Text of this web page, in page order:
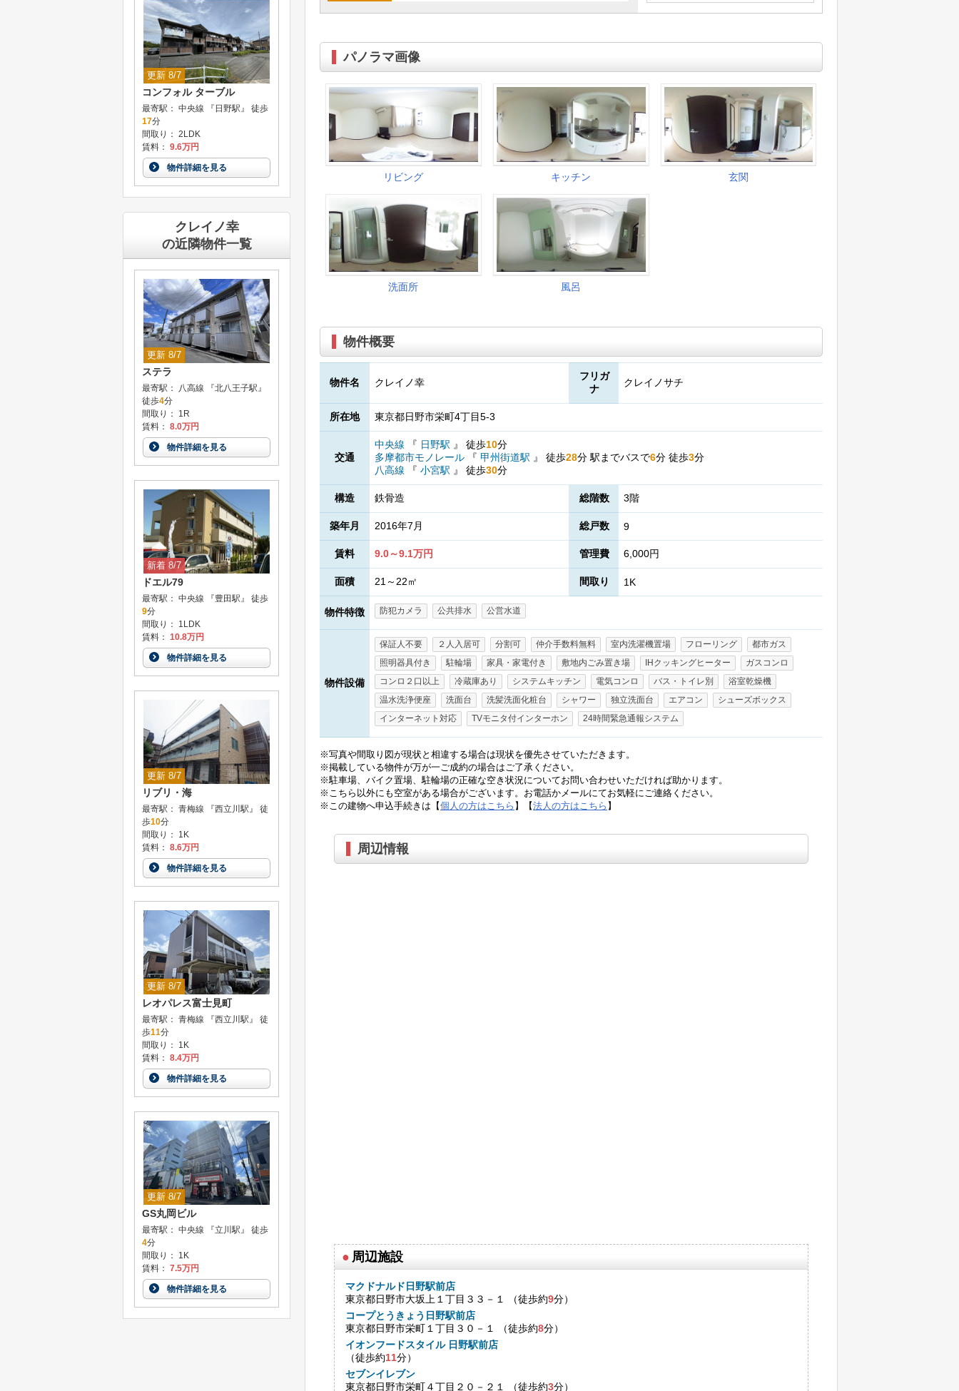
パノラマ画像
物件概要
物件名 クレイノ幸
フリガ
ナ
クレイノサチ
所在地 東京都日野市栄町4丁目5-3
交通
中央線 『 日野駅 』 徒歩10分
多摩都市モノレール
『 甲州街道駅 』 徒歩28分 駅までバスで6分 徒歩3分
八高線
『 小宮駅 』 徒歩30分
構造 鉄骨造 総階数 3階
築年月 2016年7月 総戸数 9
賃料 9.0～9.1万円 管理費 6,000円
面積 21～22㎡ 間取り 1K
物件特徴 防犯カメラ 公共排水 公営水道
物件設備
保証人不要 ２人入居可 分割可 仲介手数料無料 室内洗濯機置場 フローリング
都市ガス
照明器具付き
駐輪場 家具・家電付き 敷地内ごみ置き場 IHクッキングヒーター
ガスコンロ
コンロ２口以上
冷蔵庫あり システムキッチン 電気コンロ バス・トイレ別
浴室乾燥機
温水洗浄便座
洗面台 洗髪洗面化粧台 シャワー 独立洗面台 エアコン
シューズボックス
インターネット対応
TVモニタ付インターホン 24時間緊急通報システム
※写真や間取り図が現状と相違する場合は現状を優先させていただきます。
※掲載している物件が万が一ご成約の場合はご了承ください。
※駐車場、バイク置場、駐輪場の正確な空き状況についてお問い合わせいただければ助かります。
※こちら以外にも空室がある場合がございます。お電話かメールにてお気軽にご連絡ください。
※この建物へ申込手続きは【個人の方はこちら 】【法人の方はこちら 】
周辺情報
● 周辺施設
マクドナルド日野駅前店
東京都日野市大坂上１丁目３３－１ （徒歩約9分）
コープとうきょう日野駅前店
東京都日野市栄町１丁目３０－１ （徒歩約8分）
イオンフードスタイル 日野駅前店
（徒歩約11分）
セブンイレブン
東京都日野市栄町４丁目２０－２１ （徒歩約3分）
更新 8/7
コンフォル ターブル
最寄駅： 中央線 『日野駅』 徒歩
17分
間取り： 2LDK
賃料： 9.6万円
物件詳細を見る
クレイノ幸
の近隣物件一覧
更新 8/7
ステラ
最寄駅： 八高線 『北八王子駅』
徒歩4分
間取り： 1R
賃料： 8.0万円
物件詳細を見る
新着 8/7
ドエル79
最寄駅： 中央線 『豊田駅』 徒歩
9分
間取り： 1LDK
賃料： 10.8万円
物件詳細を見る
更新 8/7
リブリ・海
最寄駅： 青梅線 『西立川駅』 徒
歩10分
間取り： 1K
賃料： 8.6万円
物件詳細を見る
更新 8/7
レオパレス富士見町
最寄駅： 青梅線 『西立川駅』 徒
歩11分
間取り： 1K
賃料： 8.4万円
物件詳細を見る
更新 8/7
GS丸岡ビル
最寄駅： 中央線 『立川駅』 徒歩
4分
間取り： 1K
賃料： 7.5万円
物件詳細を見る